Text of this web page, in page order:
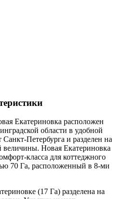
Екатериновка расположен
области в удобной
Петербурга и разделен на
величины. Новая Екатериновка
класса для коттеджного
70 Га, расположенный в 8-ми
(17 Га) разделена на